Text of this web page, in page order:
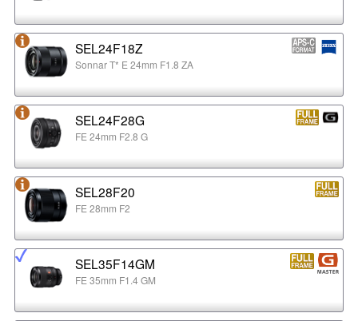
SEL24F18Z
Sonnar T* E 24mm F1.8 ZA
SEL24F28G
FE 24mm F2.8 G
SEL28F20
FE 28mm F2
SEL35F14GM
FE 35mm F1.4 GM